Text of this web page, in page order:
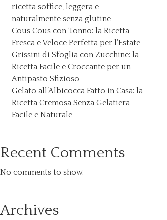
ricetta soffice, leggera e
naturalmente senza glutine
Cous Cous con Tonno: la Ricetta
Fresca e Veloce Perfetta per l’Estate
Grissini di Sfoglia con Zucchine: la
Ricetta Facile e Croccante per un
Antipasto Sfizioso
Gelato all’Albicocca Fatto in Casa: la
Ricetta Cremosa Senza Gelatiera
Facile e Naturale
Recent Comments
No comments to show.
Archives